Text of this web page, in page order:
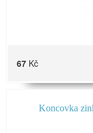
67 Kč
Koncovka